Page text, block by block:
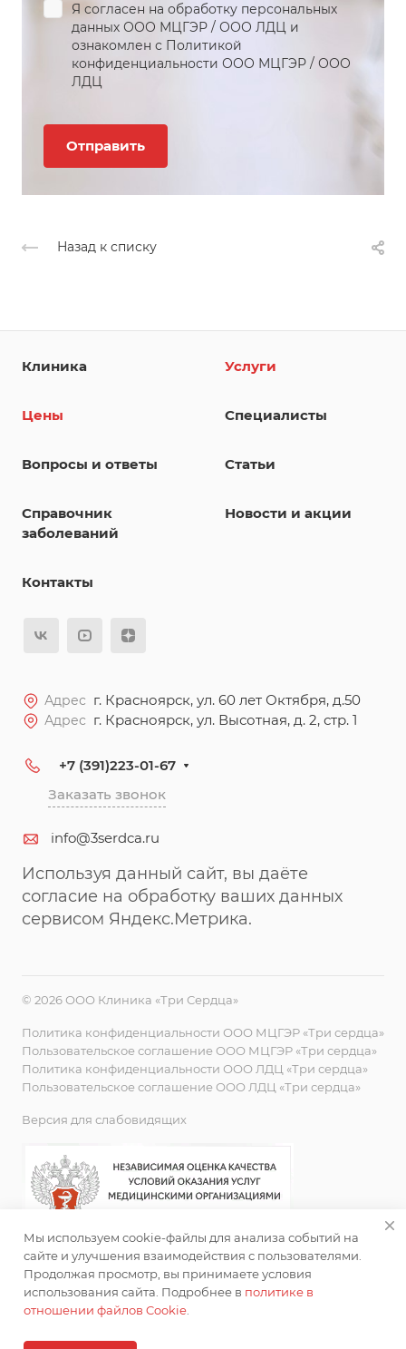
Я согласен на обработку персональных
данных ООО МЦГЭР / ООО ЛДЦ и
ознакомлен с Политикой
конфиденциальности ООО МЦГЭР / ООО
ЛДЦ
Назад к списку
Клиника Услуги
Цены Специалисты
Вопросы и ответы Статьи
Справочник
заболеваний
Новости и акции
Контакты
Адрес г. Красноярск, ул. 60 лет Октября, д.50
Адрес г. Красноярск, ул. Высотная, д. 2, стр. 1
+7 (391)223-01-67
Заказать звонок
info@3serdca.ru
Используя данный сайт, вы даёте
согласие на обработку ваших данных
сервисом Яндекс.Метрика.
© 2026 ООО Клиника «Три Сердца»
Политика конфиденциальности ООО МЦГЭР «Три сердца»
Пользовательское соглашение ООО МЦГЭР «Три сердца»
Политика конфиденциальности ООО ЛДЦ «Три сердца»
Пользовательское соглашение ООО ЛДЦ «Три сердца»
Версия для слабовидящих
ИМЕЮТСЯ ПРОТИВОПОКАЗАНИЯ. НЕОБХОДИМА
Мы используем cookie-файлы для анализа событий на
сайте и улучшения взаимодействия с пользователями.
Продолжая просмотр, вы принимаете условия
использования сайта. Подробнее в политике в
отношении файлов Cookie